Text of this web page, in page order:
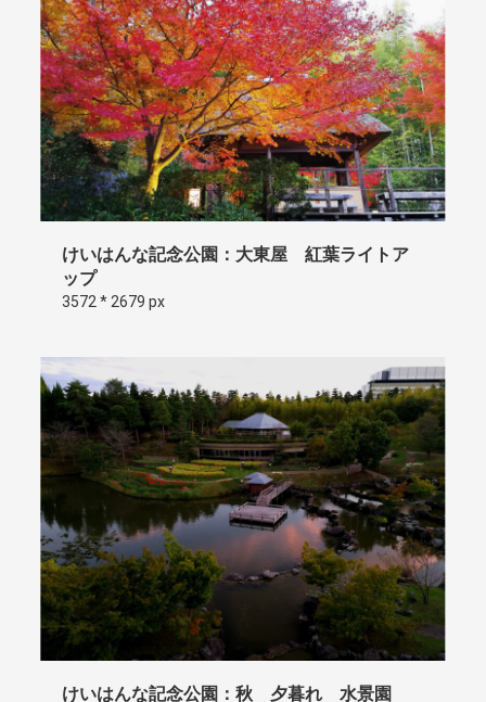
けいはんな記念公園：大東屋 紅葉ライトア
ップ
3572 * 2679 px
けいはんな記念公園：秋 夕暮れ 水景園